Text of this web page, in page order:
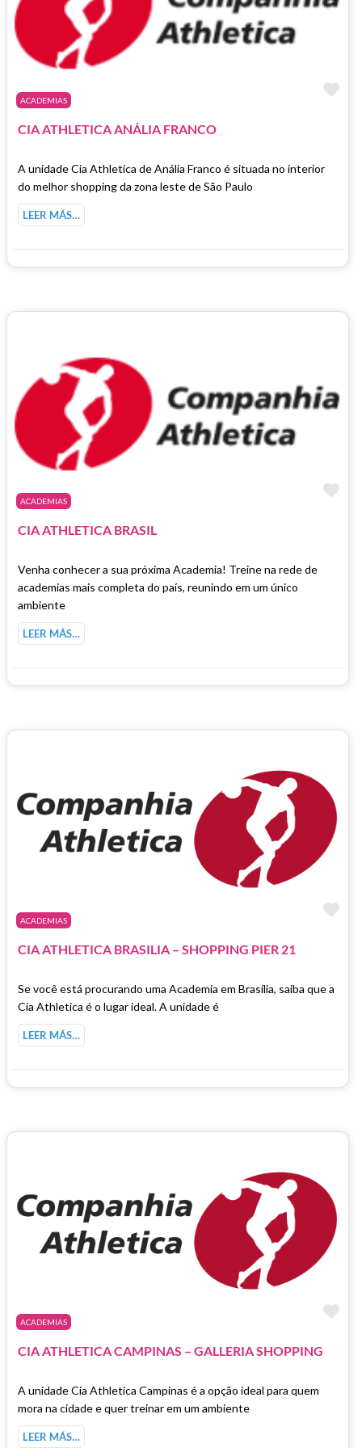
ACADEMIAS
CIA ATHLETICA ANÁLIA FRANCO
A unidade Cia Athletica de Anália Franco é situada no interior
do melhor shopping da zona leste de São Paulo
LEER MÁS…
ACADEMIAS
CIA ATHLETICA BRASIL
Venha conhecer a sua próxima Academia! Treine na rede de
academias mais completa do país, reunindo em um único
ambiente
LEER MÁS…
ACADEMIAS
CIA ATHLETICA BRASILIA – SHOPPING PIER 21
Se você está procurando uma Academia em Brasília, saiba que a
Cia Athletica é o lugar ideal. A unidade é
LEER MÁS…
ACADEMIAS
CIA ATHLETICA CAMPINAS – GALLERIA SHOPPING
A unidade Cia Athletica Campinas é a opção ideal para quem
mora na cidade e quer treinar em um ambiente
LEER MÁS…